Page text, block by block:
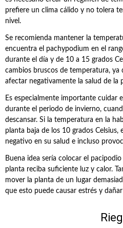
prefiere un clima cálido y no tolera
nivel.
Se recomienda mantener la
encuentra el pachypodium en el
durante el día y de 10 a 15 grados
cambios bruscos de temperatura, ya
afectar negativamente la salud de la
Es especialmente importante cuidar
durante el periodo de invierno,
descansar. Si la temperatura en la
planta baja de los 10 grados
negativo en su salud e incluso
Buena idea sería colocar el
planta reciba suficiente luz y calor.
mover la planta de un lugar
que esto puede causar estrés y dañar